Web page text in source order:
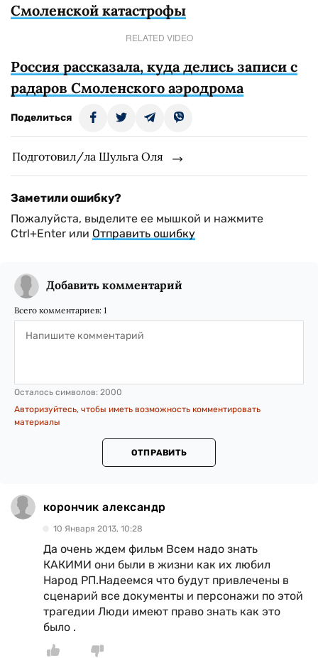
Смоленской катастрофы
RELATED VIDEO
Россия рассказала, куда делись записи с
радаров Смоленского аэродрома
Поделиться
Подготовил/ла Шульга Оля
Заметили ошибку?
Пожалуйста, выделите ее мышкой и нажмите
Ctrl+Enter или Отправить ошибку
Добавить комментарий
Всего комментариев: 1
Осталось символов: 2000
Авторизуйтесь, чтобы иметь возможность комментировать
материалы
ОТПРАВИТЬ
корончик александр
10 Января 2013, 10:28
Да очень ждем фильм Всем надо знать
КАКИМИ они были в жизни как их любил
Народ РП.Надеемся что будут привлечены в
сценарий все документы и персонажи по этой
трагедии Люди имеют право знать как это
было .